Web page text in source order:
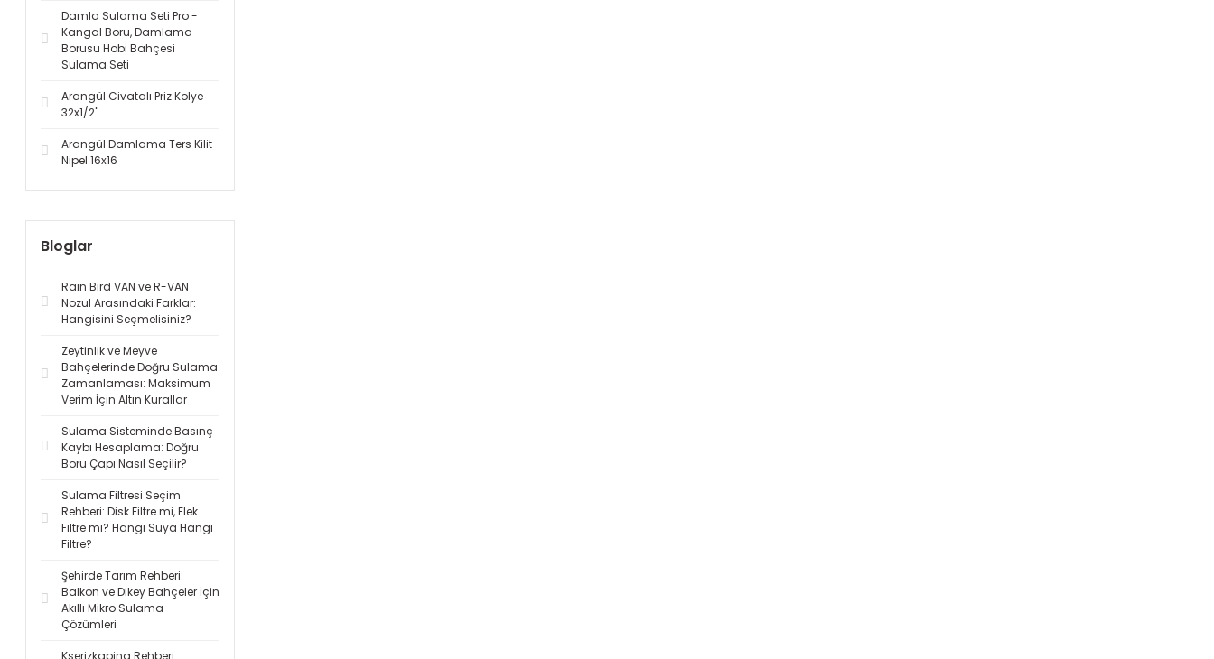
Damla Sulama Seti Pro -
Kangal Boru, Damlama
Borusu Hobi Bahçesi
Sulama Seti
Arangül Civatalı Priz Kolye
32x1/2''
Arangül Damlama Ters Kilit
Nipel 16x16
Bloglar
Rain Bird VAN ve R-VAN
Nozul Arasındaki Farklar:
Hangisini Seçmelisiniz?
Zeytinlik ve Meyve
Bahçelerinde Doğru Sulama
Zamanlaması: Maksimum
Verim İçin Altın Kurallar
Sulama Sisteminde Basınç
Kaybı Hesaplama: Doğru
Boru Çapı Nasıl Seçilir?
Sulama Filtresi Seçim
Rehberi: Disk Filtre mi, Elek
Filtre mi? Hangi Suya Hangi
Filtre?
Şehirde Tarım Rehberi:
Balkon ve Dikey Bahçeler İçin
Akıllı Mikro Sulama
Çözümleri
Kserizkaping Rehberi: